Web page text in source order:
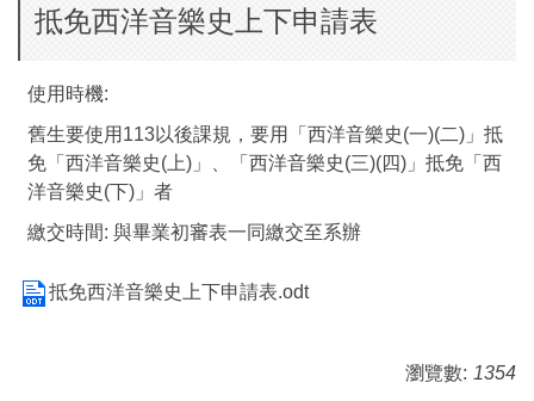
抵免西洋音樂史上下申請表
使用時機:
舊生要使用113以後課規，要用「西洋音樂史(一)(二)」抵
免「西洋音樂史(上)」、「西洋音樂史(三)(四)」抵免「西
洋音樂史(下)」者
繳交時間: 與畢業初審表一同繳交至系辦
抵免西洋音樂史上下申請表.odt
瀏覽數: 1354